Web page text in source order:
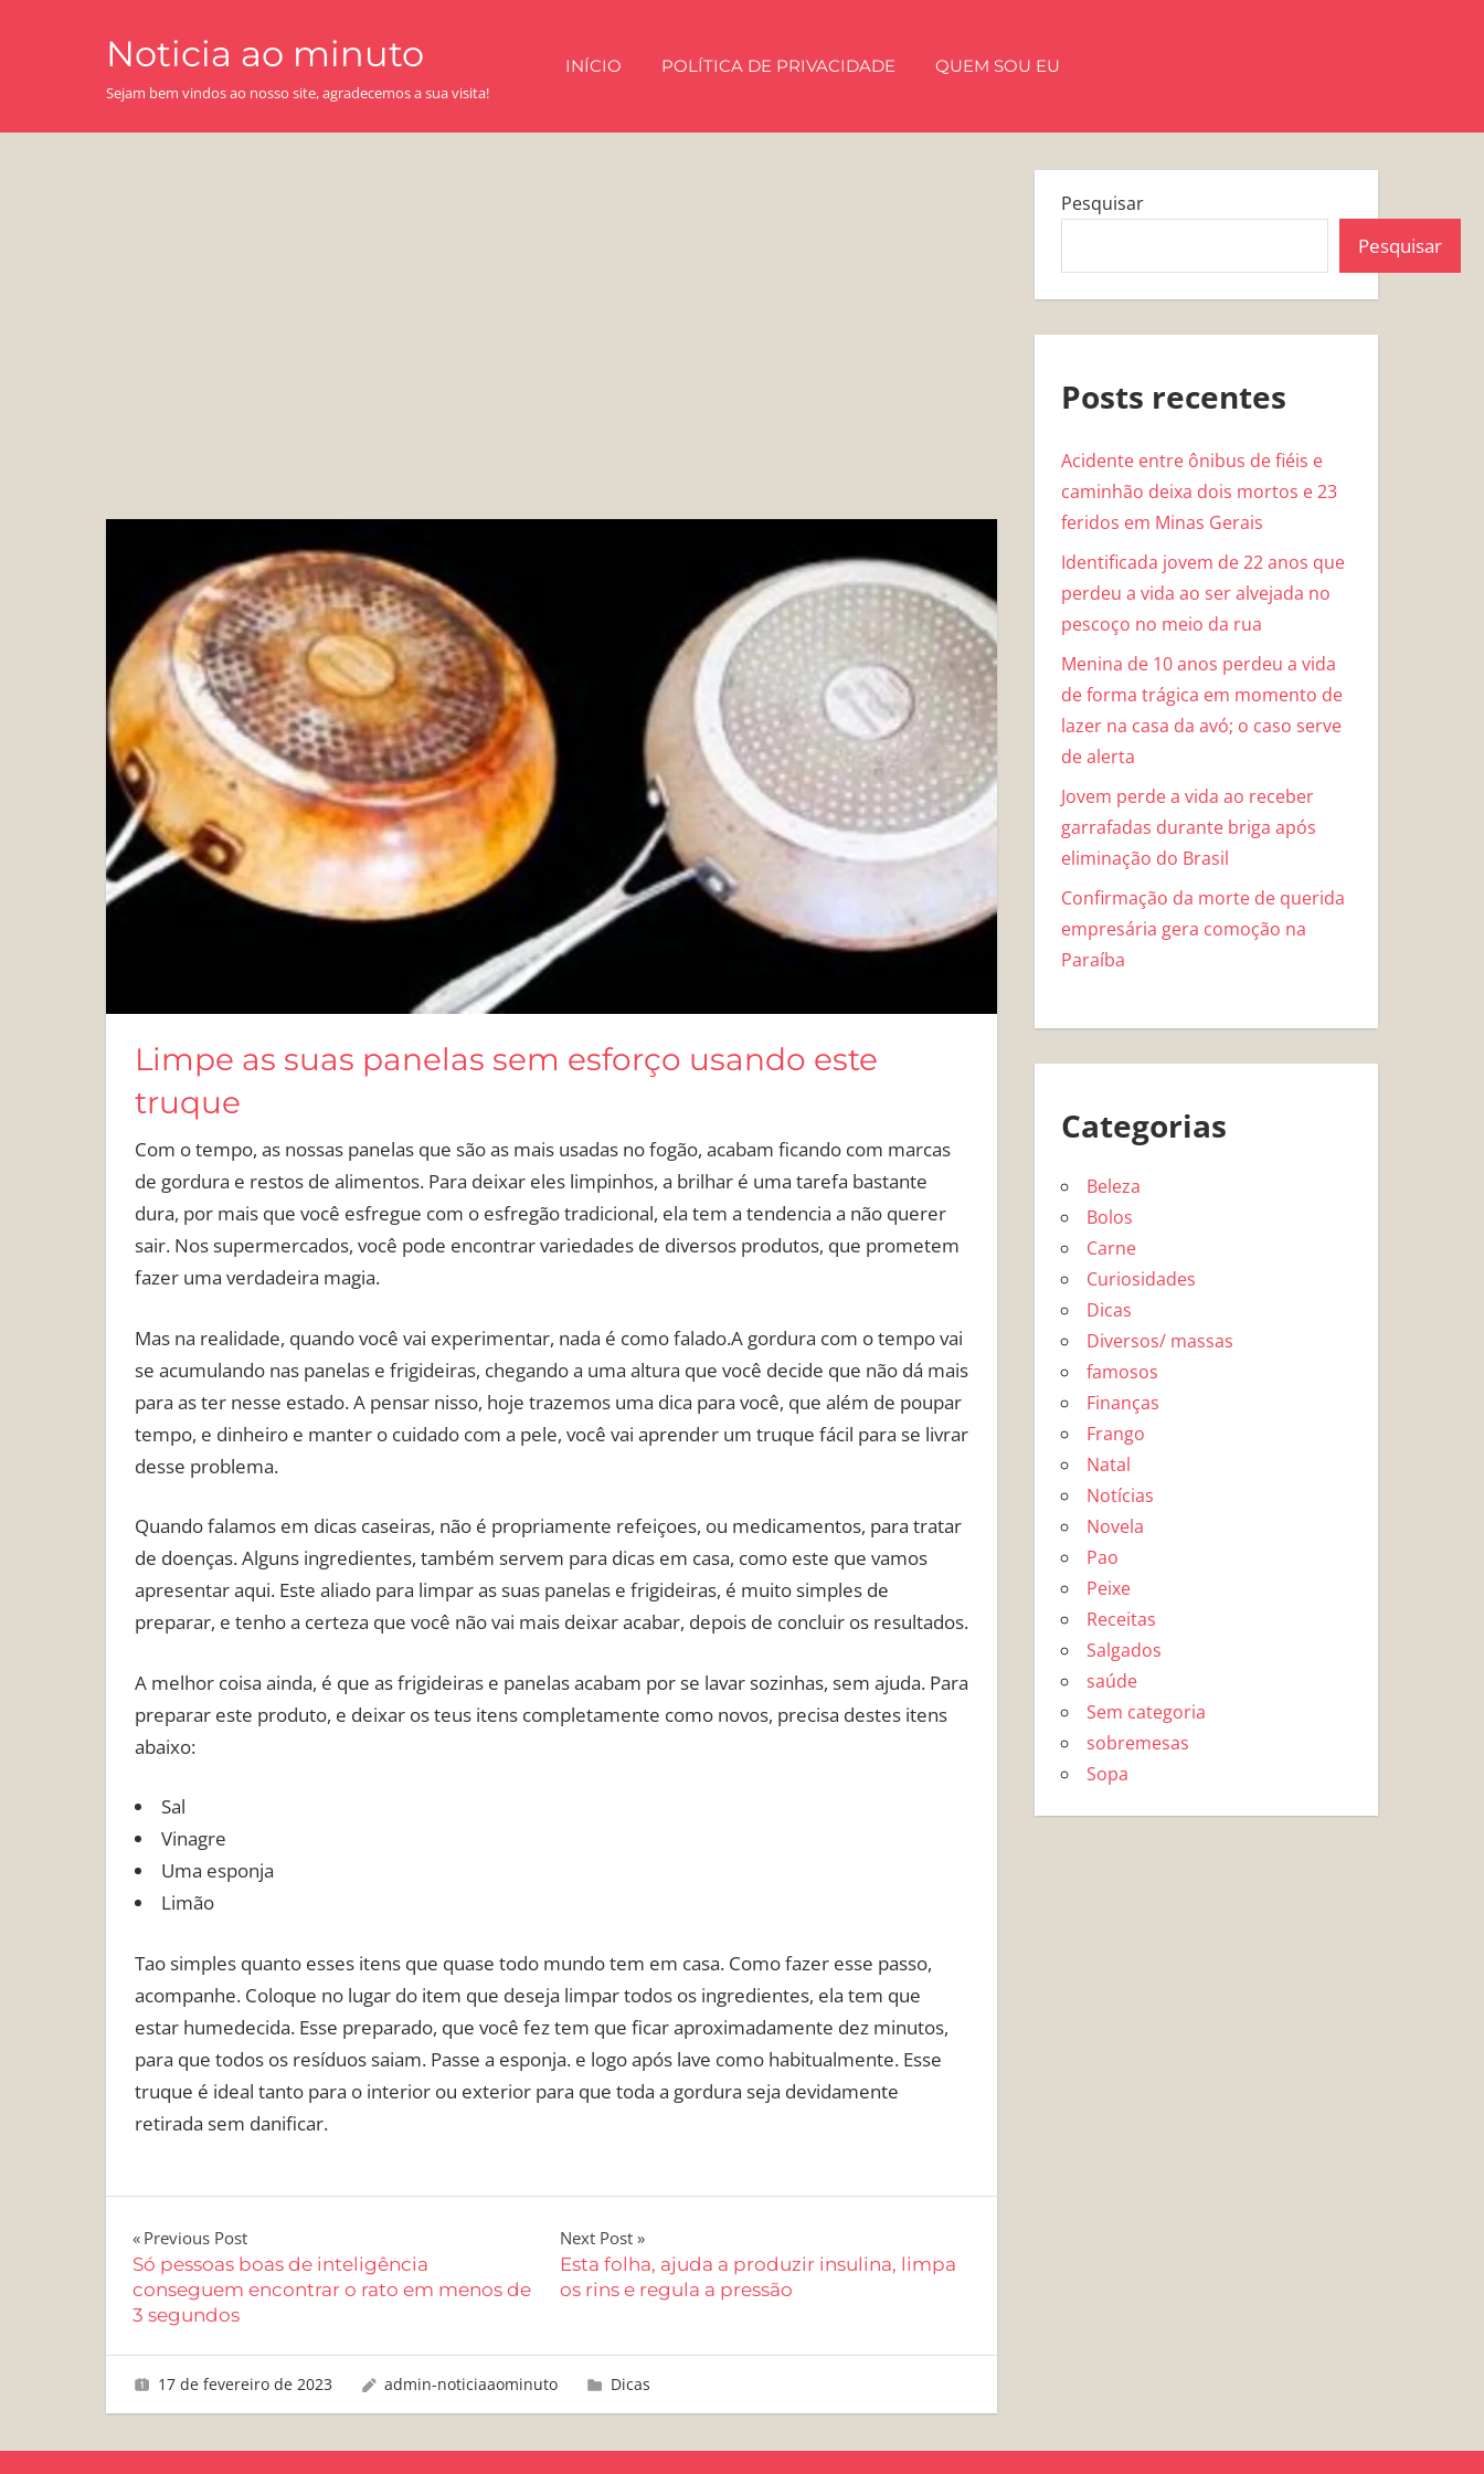
Noticia ao minuto
Sejam bem vindos ao nosso site, agradecemos a sua visita!
INÍCIO POLÍTICA DE PRIVACIDADE QUEM SOU EU
Limpe as suas panelas sem esforço usando este
truque
Com o tempo, as nossas panelas que são as mais usadas no fogão, acabam ficando com marcas
de gordura e restos de alimentos. Para deixar eles limpinhos, a brilhar é uma tarefa bastante
dura, por mais que você esfregue com o esfregão tradicional, ela tem a tendencia a não querer
sair. Nos supermercados, você pode encontrar variedades de diversos produtos, que prometem
fazer uma verdadeira magia.
Mas na realidade, quando você vai experimentar, nada é como falado.A gordura com o tempo vai
se acumulando nas panelas e frigideiras, chegando a uma altura que você decide que não dá mais
para as ter nesse estado. A pensar nisso, hoje trazemos uma dica para você, que além de poupar
tempo, e dinheiro e manter o cuidado com a pele, você vai aprender um truque fácil para se livrar
desse problema.
Quando falamos em dicas caseiras, não é propriamente refeiçoes, ou medicamentos, para tratar
de doenças. Alguns ingredientes, também servem para dicas em casa, como este que vamos
apresentar aqui. Este aliado para limpar as suas panelas e frigideiras, é muito simples de
preparar, e tenho a certeza que você não vai mais deixar acabar, depois de concluir os resultados.
A melhor coisa ainda, é que as frigideiras e panelas acabam por se lavar sozinhas, sem ajuda. Para
preparar este produto, e deixar os teus itens completamente como novos, precisa destes itens
abaixo:
Sal
Vinagre
Uma esponja
Limão
Tao simples quanto esses itens que quase todo mundo tem em casa. Como fazer esse passo,
acompanhe. Coloque no lugar do item que deseja limpar todos os ingredientes, ela tem que
estar humedecida. Esse preparado, que você fez tem que ficar aproximadamente dez minutos,
para que todos os resíduos saiam. Passe a esponja. e logo após lave como habitualmente. Esse
truque é ideal tanto para o interior ou exterior para que toda a gordura seja devidamente
retirada sem danificar.
Navegação
de
Post
Previous Post
Só pessoas boas de inteligência
conseguem encontrar o rato em menos de
3 segundos
Next Post
Esta folha, ajuda a produzir insulina, limpa
os rins e regula a pressão
17 de fevereiro de 2023 admin-noticiaaominuto Dicas
Pesquisar
Pesquisar
Posts recentes
Acidente entre ônibus de fiéis e
caminhão deixa dois mortos e 23
feridos em Minas Gerais
Identificada jovem de 22 anos que
perdeu a vida ao ser alvejada no
pescoço no meio da rua
Menina de 10 anos perdeu a vida
de forma trágica em momento de
lazer na casa da avó; o caso serve
de alerta
Jovem perde a vida ao receber
garrafadas durante briga após
eliminação do Brasil
Confirmação da morte de querida
empresária gera comoção na
Paraíba
Categorias
Beleza
Bolos
Carne
Curiosidades
Dicas
Diversos/ massas
famosos
Finanças
Frango
Natal
Notícias
Novela
Pao
Peixe
Receitas
Salgados
saúde
Sem categoria
sobremesas
Sopa